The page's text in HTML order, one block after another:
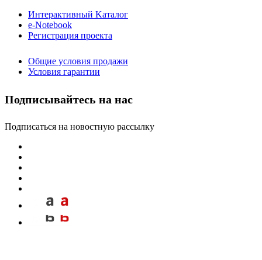
Интерактивный Kаталог
e-Notebook
Регистрация проекта
Общие условия продажи
Условия гарантии
Подписывайтесь на нас
Подписаться на новостную рассылку